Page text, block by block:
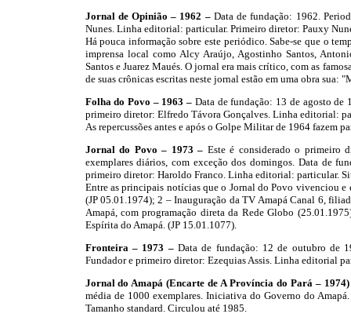
Jornal de Opinião – 1962 – Data de fundação: 1962.
Nunes. Linha editorial: particular. Primeiro diretor: Pauxy
Há pouca informação sobre este periódico. Sabe-se que o
imprensa local como Alcy Araújo, Agostinho Santos,
Santos e Juarez Maués. O jornal era mais crítico, com as
de suas crônicas escritas neste jornal estão em uma obra sua:
Folha do Povo – 1963 – Data de fundação: 13 de agosto de
primeiro diretor: Elfredo Távora Gonçalves. Linha editorial:
As repercussões antes e após o Golpe Militar de 1964 fazem
Jornal do Povo – 1973 – Este é considerado o primeiro
exemplares diários, com exceção dos domingos. Data de
primeiro diretor: Haroldo Franco. Linha editorial: particular.
Entre as principais notícias que o Jornal do Povo vivenciou e
(JP 05.01.1974); 2 – Inauguração da TV Amapá Canal 6,
Amapá, com programação direta da Rede Globo
Espírita do Amapá. (JP 15.01.1077).
Fronteira – 1973 – Data de fundação: 12 de outubro de
Fundador e primeiro diretor: Ezequias Assis. Linha editorial
Jornal do Amapá (Encarte de A Província do Pará – 1974)
média de 1000 exemplares. Iniciativa do Governo do
Tamanho standard. Circulou até 1985.